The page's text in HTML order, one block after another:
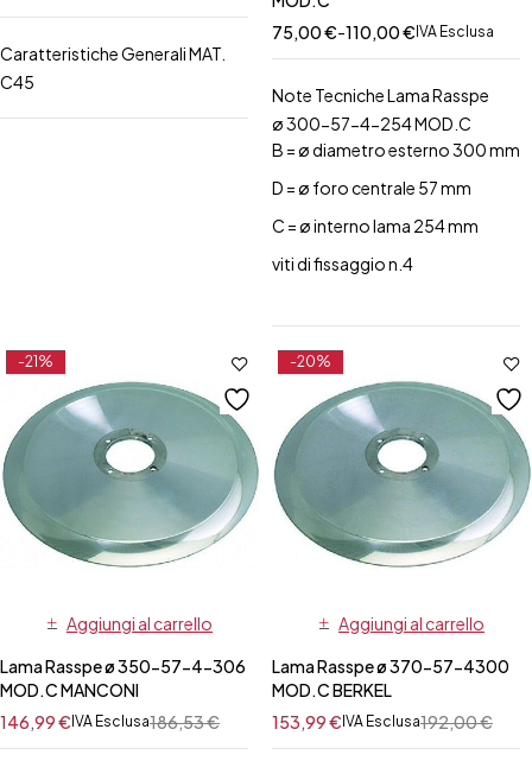
Caratteristiche Generali MAT.
C45
75,00€-110,00€ IVA Esclusa
Note Tecniche Lama Rasspe
ø 300-57-4-254 MOD.C
B = ø diametro esterno 300 mm
D = ø foro centrale 57 mm
C = ø interno lama 254 mm
viti di fissaggio n.4
-21%
Aggiungi al carrello
Lama Rasspe ø 350-57-4-306
MOD.C MANCONI
186,53€
146,99€ IVA Esclusa
-20%
Aggiungi al carrello
Lama Rasspe ø 370-57-4300
MOD.C BERKEL
192,00€
153,99€ IVA Esclusa